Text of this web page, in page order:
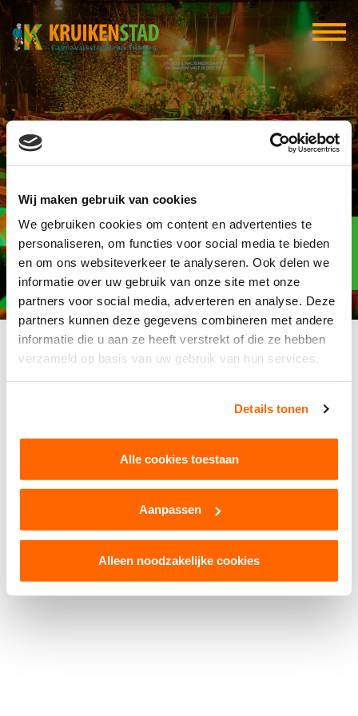
Wij maken gebruik van cookies
We gebruiken cookies om content en advertenties te
personaliseren, om functies voor social media te bieden
en om ons websiteverkeer te analyseren. Ook delen we
informatie over uw gebruik van onze site met onze
partners voor social media, adverteren en analyse. Deze
partners kunnen deze gegevens combineren met andere
informatie die u aan ze heeft verstrekt of die ze hebben
verzameld op basis van uw gebruik van hun services.
Details tonen
Alle cookies toestaan
Aanpassen
Alleen noodzakelijke cookies
11. Spullekes
Snapchat
Threads
Delen
Elf-elf
over
93
© 2026 Kruikenstad. Product van2manydots
Colofon Cookies Disclaimer Privacy